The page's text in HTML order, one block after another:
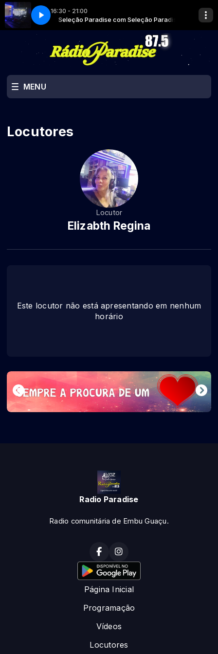
16:30 - 21:00
Paradise Seleção Paradise com Seleção Paradise
MENU
Locutores
Locutor
Elizabth Regina
Este locutor não está apresentando em nenhum
horário
Radio Paradise
Radio comunitária de Embu Guaçu.
Página Inicial
Programação
Vídeos
Locutores